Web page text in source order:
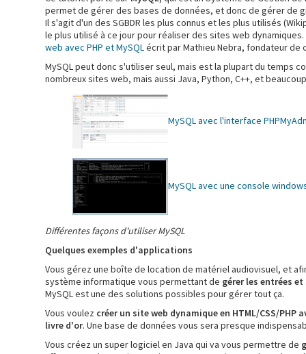
permet de gérer des bases de données, et donc de gérer de
Il s'agit d'un des SGBDR les plus connus et les plus utilisés
le plus utilisé à ce jour pour réaliser des sites web
web avec PHP et MySQLécrit par Mathieu Nebra, fondateur de
MySQL peut donc s'utiliser seul, mais est la plupart du temps
nombreux sites web, mais aussi Java, Python, C++, et
MySQL avec l'interface
MySQL avec une console
Différentes façons d'utiliser MySQL
Quelques exemples d'applications
Vous gérez une boîte de location de matériel audiovisuel, et
système informatique vous permettant de gérer les entrées
MySQL est une des solutions possibles pour gérer tout ça.
Vous voulez créer un site web dynamique en HTML/CSS/
livre d'or. Une base de données vous sera presque
Vous créez un super logiciel en Java qui va vous permettre de